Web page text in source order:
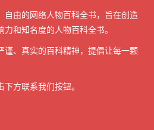
自由的网络人物百科全书，旨在创造
和知名度的人物百科全书。
谨、真实的百科精神，提倡让每一颗
方联系我们按钮。